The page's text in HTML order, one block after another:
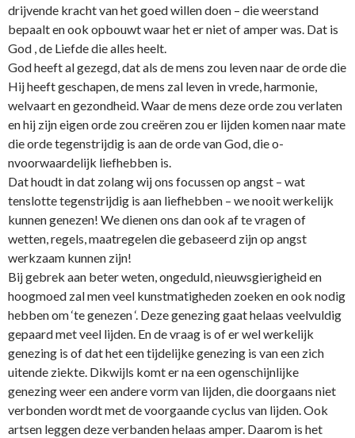
drijvende kracht van het goed willen doen – die weerstand
bepaalt en ook opbouwt waar het er niet of amper was. Dat is
God , de Liefde die alles heelt.
God heeft al gezegd, dat als de mens zou leven naar de orde die
Hij heeft geschapen, de mens zal leven in vrede, harmonie,
welvaart en gezondheid. Waar de mens deze orde zou verlaten
en hij zijn eigen orde zou creëren zou er lijden komen naar mate
die orde tegenstrijdig is aan de orde van God, die o­
nvoorwaardelijk liefhebben is.
Dat houdt in dat zolang wij o­ns focussen op angst – wat
tenslotte tegenstrijdig is aan liefhebben – we nooit werkelijk
kunnen genezen! We dienen o­ns dan ook af te vragen of
wetten, regels, maatregelen die gebaseerd zijn op angst
werkzaam kunnen zijn!
Bij gebrek aan beter weten, o­ngeduld, nieuwsgierigheid en
hoogmoed zal men veel kunstmatigheden zoeken en ook nodig
hebben om ‘te genezen ‘. Deze genezing gaat helaas veelvuldig
gepaard met veel lijden. En de vraag is of er wel werkelijk
genezing is of dat het een tijdelijke genezing is van een zich
uitende ziekte. Dikwijls komt er na een ogenschijnlijke
genezing weer een andere vorm van lijden, die doorgaans niet
verbonden wordt met de voorgaande cyclus van lijden. Ook
artsen leggen deze verbanden helaas amper. Daarom is het